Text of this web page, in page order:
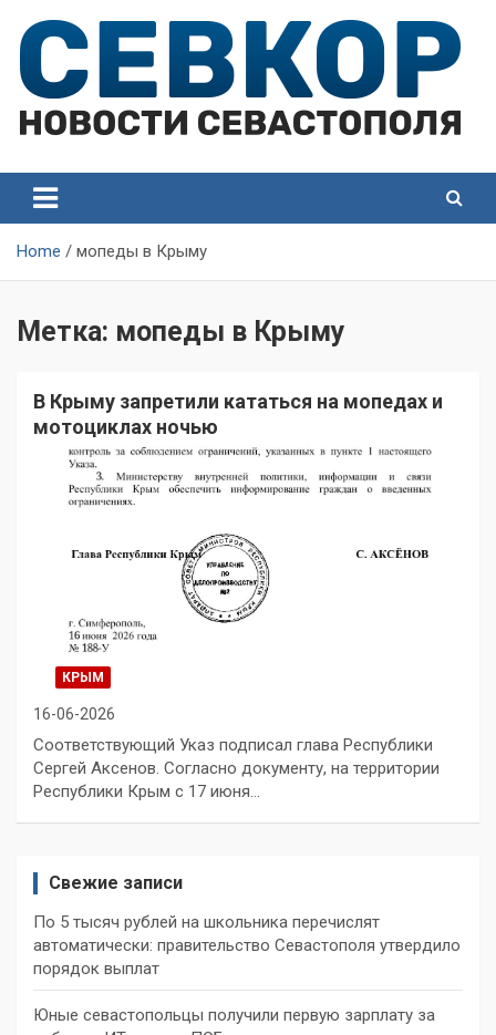
content
Севастополя
Севастополя
Home мопеды в Крыму
Метка: мопеды в Крыму
В Крыму запретили кататься на мопедах и
мотоциклах ночью
КРЫМ
16-06-2026
Соответствующий Указ подписал глава Республики
Сергей Аксенов. Согласно документу, на территории
Республики Крым с 17 июня…
Свежие записи
По 5 тысяч рублей на школьника перечислят
автоматически: правительство Севастополя утвердило
порядок выплат
Юные севастопольцы получили первую зарплату за